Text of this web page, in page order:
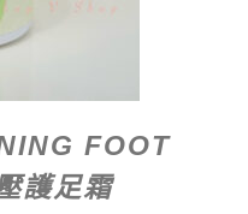
FOOT
護足霜